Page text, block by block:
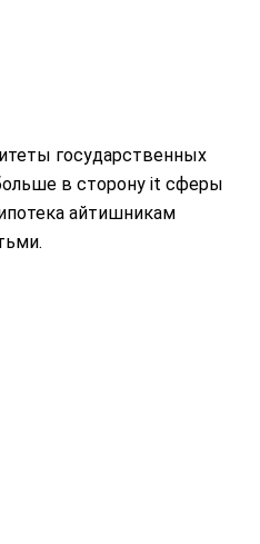
государственных
в сторону it сферы
айтишникам